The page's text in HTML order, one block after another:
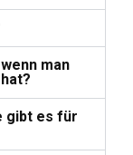
man
gibt es für